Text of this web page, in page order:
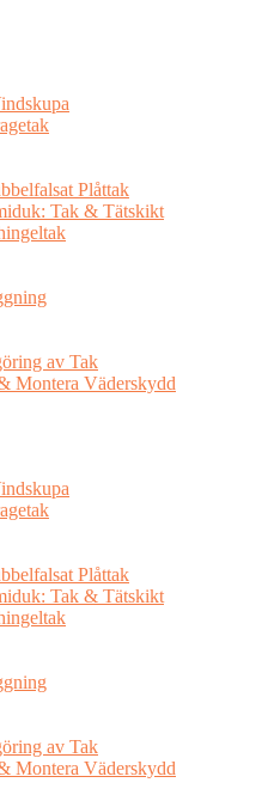
Plåttak
Tak & Tätskikt
av Tak
Montera Väderskydd
Plåttak
Tak & Tätskikt
av Tak
Montera Väderskydd